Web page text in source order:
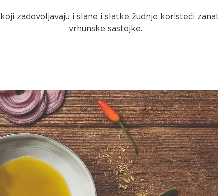
zadovoljavaju i slane i slatke žudnje koristeći
vrhunske sastojke.